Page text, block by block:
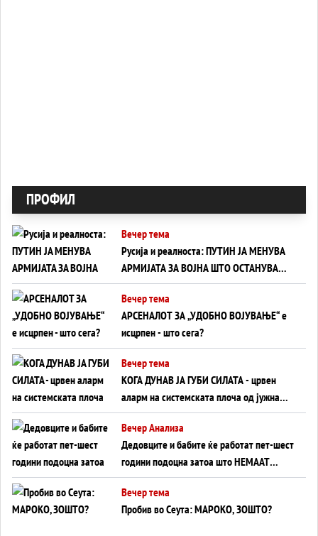
ПРОФИЛ
Вечер тема
Русија и реалноста: ПУТИН ЈА МЕНУВА
АРМИЈАТА ЗА ВОЈНА ШТО ОСТАНУВА
БЕЗ ФРОНТ
Вечер тема
АРСЕНАЛОТ ЗА „УДОБНО ВОЈУВАЊЕ“ е
исцрпен - што сега?
Вечер тема
КОГА ДУНАВ ЈА ГУБИ СИЛАТА - црвен
аларм на системската плоча од јужна
Германија до Црното Море...
Вечер Анализа
Дедовците и бабите ќе работат пет-шест
години подоцна затоа што НЕМААТ
ВНУЦИ ДА ГИ ЗАМЕНАТ
Вечер тема
Пробив во Сеута: МАРОКО, ЗОШТО?